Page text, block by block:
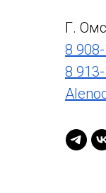
Г.
8
8